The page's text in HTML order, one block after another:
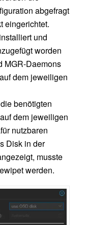
abgefragt
eingerichtet.
und
worden
MGR-Daemons
dem jeweiligen
benötigten
dem jeweiligen
nutzbaren
Disk in der
musste
werden.